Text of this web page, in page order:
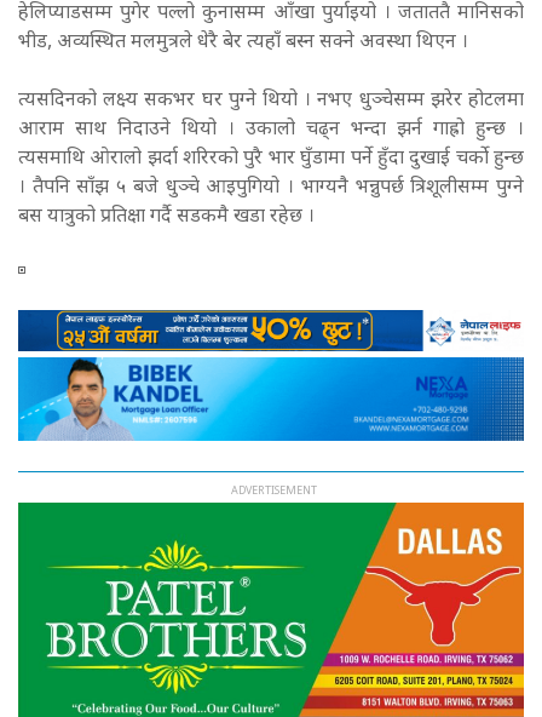
हेलिप्याडसम्म पुगेर पल्लो कुनासम्म आँखा पुर्याइयो । जताततै मानिसको
भीड, अव्यस्थित मलमुत्रले धेरै बेर त्यहाँ बस्न सक्ने अवस्था थिएन ।
त्यसदिनको लक्ष्य सकभर घर पुग्ने थियो । नभए धुञ्चेसम्म झरेर होटलमा
आराम साथ निदाउने थियो । उकालो चढ्न भन्दा झर्न गाह्रो हुन्छ ।
त्यसमाथि ओरालो झर्दा शरिरको पुरै भार घुँडामा पर्ने हुँदा दुखाई चर्को हुन्छ
। तैपनि साँझ ५ बजे धुञ्चे आइपुगियो । भाग्यनै भन्नुपर्छ त्रिशूलीसम्म पुग्ने
बस यात्रुको प्रतिक्षा गर्दै सडकमै खडा रहेछ ।